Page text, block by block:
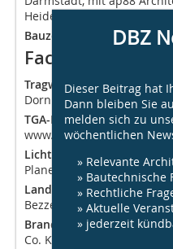
Heidelberg
Bauzeit:
2014 – Dezember
Tragwerksplaner:merz
Dornbirn/AT, www.mkp-
TGA-Planer:HL-Technik
www.hl-technik.de
Licht-/Akustikplaner/
Planegg/München,
Landschaftsarchitektur/
Bezzenberger, Darmstadt,
Brandschutzplaner:BPK
Co. KG, Düsseldorf,
DBZ
Dieser Beitrag hat
Dann bleiben Sie
melden sich zu
wöchentlichen
» Relevante
» Bautechnische
» Rechtliche
» Aktuelle
» jederzeit